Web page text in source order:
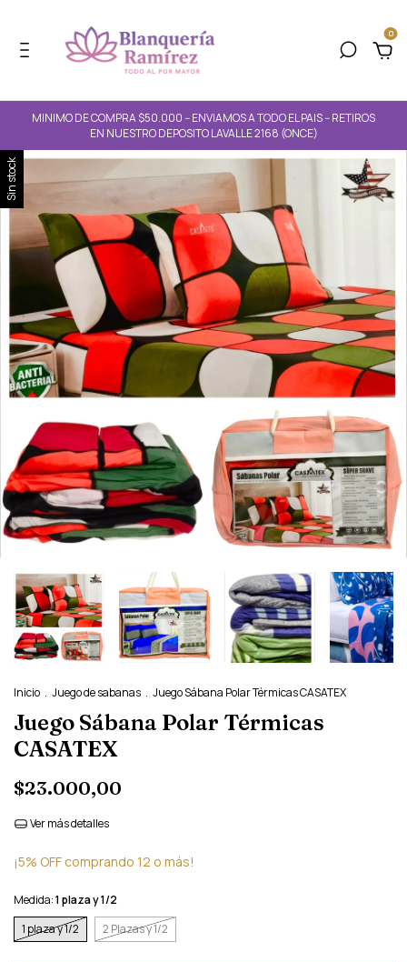
0
MINIMO DE COMPRA $50.000 -- ENVIAMOS A TODO EL PAIS -- RETIROS
EN NUESTRO DEPOSITO LAVALLE 2168 (ONCE)
Sin stock
Inicio . Juego de sabanas . Juego Sábana Polar Térmicas CASATEX
Juego Sábana Polar Térmicas
CASATEX
$23.000,00
Ver más detalles
¡5% OFF comprando 12 o más!
Medida:1 plaza y 1/2
1 plaza y 1/2
2 Plazas y 1/2